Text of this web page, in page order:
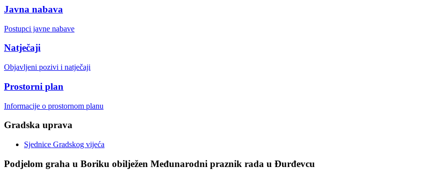
Javna nabava
Postupci javne nabave
Natječaji
Objavljeni pozivi i natječaji
Prostorni plan
Informacije o prostornom planu
Gradska uprava
Sjednice Gradskog vijeća
Podjelom graha u Boriku obilježen Međunarodni praznik rada u Đurđevcu